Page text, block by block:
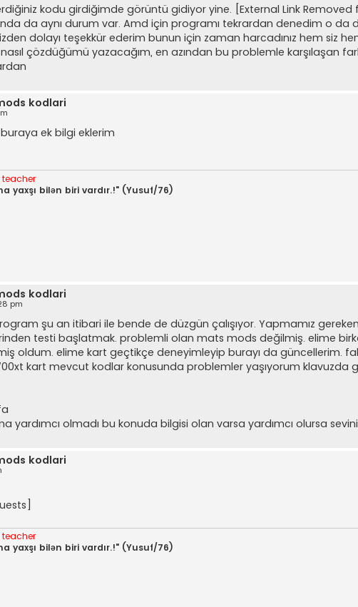
kodu girdiğimde görüntü gidiyor yine. [External Link Removed
da aynı durum var. Amd için programı tekrardan denedim o da
dolayı teşekkür ederim bunun için zaman harcadınız hem siz
çözdüğümü yazacağım, en azından bu problemle karşılaşan
kodlari
ek bilgi eklerim
yaxşı bilən biri vardır.!" (Yusuf/76)
kodlari
pm
şu an itibari ile bende de düzgün çalışıyor. Yapmamız
testi başlatmak. problemli olan mats mods değilmiş. elime
oldum. elime kart geçtikçe deneyimleyip burayı da güncellerim.
kart mevcut kodlar konusunda problemler yaşıyorum klavuzda
olmadı bu konuda bilgisi olan varsa yardımcı olursa
kodlari
yaxşı bilən biri vardır.!" (Yusuf/76)